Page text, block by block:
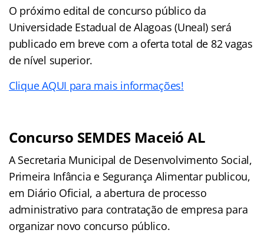
O próximo edital de concurso público da
Universidade Estadual de Alagoas (Uneal) será
publicado em breve com a oferta total de 82 vagas
de nível superior.
Clique AQUI para mais informações!
Concurso SEMDES Maceió AL
A Secretaria Municipal de Desenvolvimento Social,
Primeira Infância e Segurança Alimentar publicou,
em Diário Oficial, a abertura de processo
administrativo para contratação de empresa para
organizar novo concurso público.